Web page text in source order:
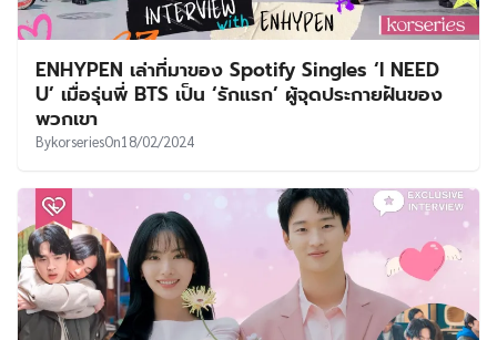
ENHYPEN เล่าที่มาของ Spotify Singles ‘I NEED
U’ เมื่อรุ่นพี่ BTS เป็น ‘รักแรก’ ผู้จุดประกายฝันของ
พวกเขา
BykorseriesOn18/02/2024